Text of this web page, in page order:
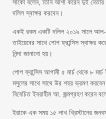
সাকো বলেন, তিনি আশা করেন দুই নেতার
দলিল স্বাক্ষর করবেন।
একই রকম একটি দলিল ২০১৯ সালে আল-
তাইয়েবের সাথে পোপ ফ্রান্সিস স্বাক্ষর
নিন্দা জানানো হয়।
পোপ ফ্রান্সিস আগামী ৫ মার্চ থেকে ৮
মসুলের সাথে সাথে উর শহর ভ্রমণ
বিবেচিত ইবরাহীম আ. জন্মগ্রহণ করেন
ইরাকে এক সময় ১৫ লাখ খ্রিস্টানের